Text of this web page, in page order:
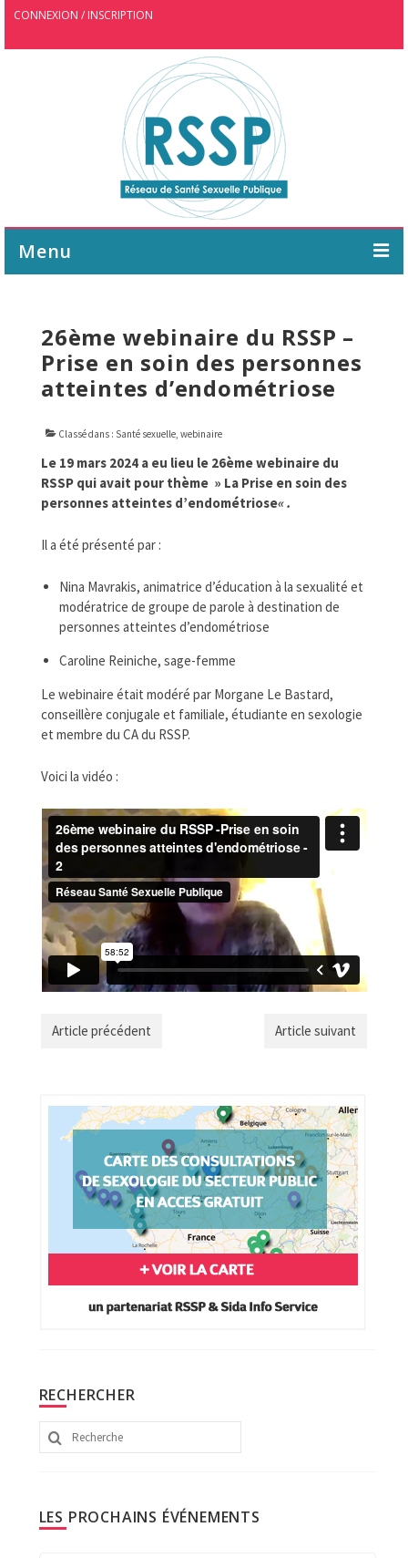
CONNEXION / INSCRIPTION
Menu
AGENDA
WEBINAIRE
PARTENAIRES
26ème webinaire du RSSP –
Prise en soin des personnes
atteintes d’endométriose
Classé dans : Santé sexuelle, webinaire
Le 19 mars 2024 a eu lieu le 26ème webinaire du
RSSP qui avait pour thème » La Prise en soin des
personnes atteintes d’endométriose« .
Il a été présenté par :
Nina Mavrakis, animatrice d’éducation à la sexualité et
modératrice de groupe de parole à destination de
personnes atteintes d’endométriose
Caroline Reiniche, sage-femme
Le webinaire était modéré par Morgane Le Bastard,
conseillère conjugale et familiale, étudiante en sexologie
et membre du CA du RSSP.
Voici la vidéo :
Article précédent Article suivant
RECHERCHER
Rechercher
:
LES PROCHAINS ÉVÉNEMENTS